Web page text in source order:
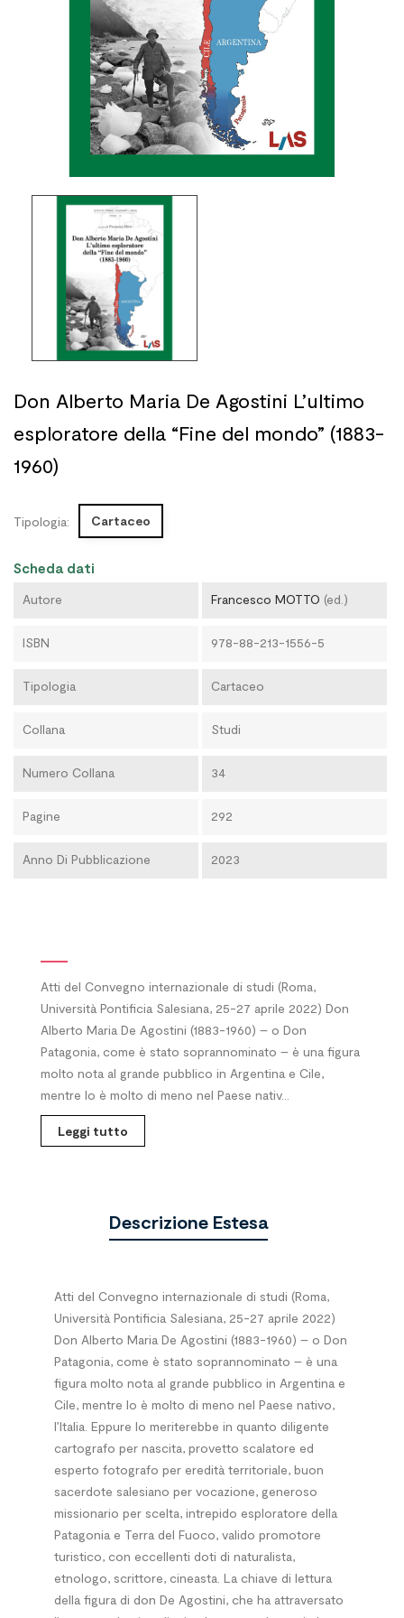
Don Alberto Maria De Agostini L’ultimo
esploratore della “Fine del mondo” (1883-
1960)
Tipologia: Cartaceo
Scheda dati
Autore Francesco MOTTO (ed.)
ISBN 978-88-213-1556-5
Tipologia Cartaceo
Collana Studi
Numero Collana 34
Pagine 292
Anno Di Pubblicazione 2023
Atti del Convegno internazionale di studi (Roma,
Università Pontificia Salesiana, 25-27 aprile 2022) Don
Alberto Maria De Agostini (1883-1960) – o Don
Patagonia, come è stato soprannominato – è una figura
molto nota al grande pubblico in Argentina e Cile,
mentre lo è molto di meno nel Paese nativ...
Leggi tutto
Descrizione Estesa
Atti del Convegno internazionale di studi (Roma,
Università Pontificia Salesiana, 25-27 aprile 2022)
Don Alberto Maria De Agostini (1883-1960) – o Don
Patagonia, come è stato soprannominato – è una
figura molto nota al grande pubblico in Argentina e
Cile, mentre lo è molto di meno nel Paese nativo,
l’Italia. Eppure lo meriterebbe in quanto diligente
cartografo per nascita, provetto scalatore ed
esperto fotografo per eredità territoriale, buon
sacerdote salesiano per vocazione, generoso
missionario per scelta, intrepido esploratore della
Patagonia e Terra del Fuoco, valido promotore
turistico, con eccellenti doti di naturalista,
etnologo, scrittore, cineasta. La chiave di lettura
della figura di don De Agostini, che ha attraversato